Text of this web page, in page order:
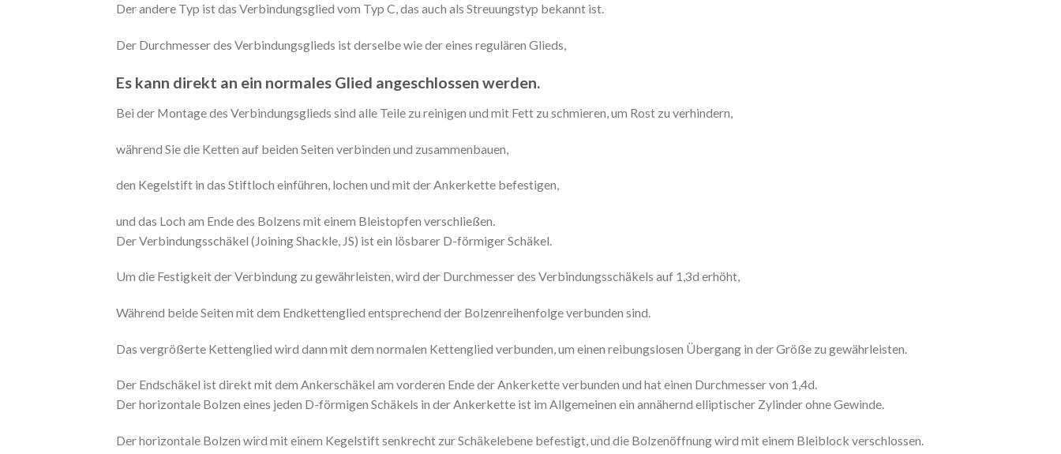
Der andere Typ ist das Verbindungsglied vom Typ C, das auch als Streuungstyp bekannt ist.
Der Durchmesser des Verbindungsglieds ist derselbe wie der eines regulären Glieds,
Es kann direkt an ein normales Glied angeschlossen werden.
Bei der Montage des Verbindungsglieds sind alle Teile zu reinigen und mit Fett zu schmieren, um Rost zu verhindern,
während Sie die Ketten auf beiden Seiten verbinden und zusammenbauen,
den Kegelstift in das Stiftloch einführen, lochen und mit der Ankerkette befestigen,
und das Loch am Ende des Bolzens mit einem Bleistopfen verschließen.
Der Verbindungsschäkel (Joining Shackle, JS) ist ein lösbarer D-förmiger Schäkel.
Um die Festigkeit der Verbindung zu gewährleisten, wird der Durchmesser des Verbindungsschäkels auf 1,3d erhöht,
Während beide Seiten mit dem Endkettenglied entsprechend der Bolzenreihenfolge verbunden sind.
Das vergrößerte Kettenglied wird dann mit dem normalen Kettenglied verbunden, um einen reibungslosen Übergang in der Größe zu gewährleisten.
Der Endschäkel ist direkt mit dem Ankerschäkel am vorderen Ende der Ankerkette verbunden und hat einen Durchmesser von 1,4d.
Der horizontale Bolzen eines jeden D-förmigen Schäkels in der Ankerkette ist im Allgemeinen ein annähernd elliptischer Zylinder ohne Gewinde.
Der horizontale Bolzen wird mit einem Kegelstift senkrecht zur Schäkelebene befestigt, und die Bolzenöffnung wird mit einem Bleiblock verschlossen.